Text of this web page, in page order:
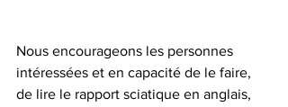
Nous encourageons les personnes
intéressées et en capacité de le faire,
de lire le rapport sciatique en anglais,